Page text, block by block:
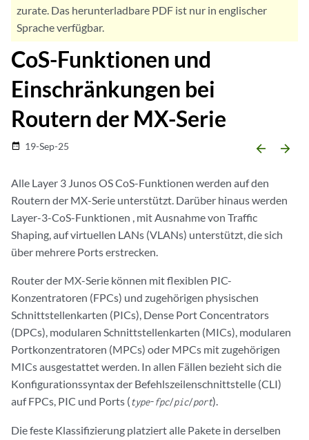
zurate. Das herunterladbare PDF ist nur in englischer
Sprache verfügbar.
CoS-Funktionen und
Einschränkungen bei
Routern der MX-Serie
date_range 19-Sep-25 arrow_backward arrow_forward
Alle Layer 3 Junos OS CoS-Funktionen werden auf den
Routern der MX-Serie unterstützt. Darüber hinaus werden
Layer-3-CoS-Funktionen , mit Ausnahme von Traffic
Shaping, auf virtuellen LANs (VLANs) unterstützt, die sich
über mehrere Ports erstrecken.
Router der MX-Serie können mit flexiblen PIC-
Konzentratoren (FPCs) und zugehörigen physischen
Schnittstellenkarten (PICs), Dense Port Concentrators
(DPCs), modularen Schnittstellenkarten (MICs), modularen
Portkonzentratoren (MPCs) oder MPCs mit zugehörigen
MICs ausgestattet werden. In allen Fällen bezieht sich die
Konfigurationssyntax der Befehlszeilenschnittstelle (CLI)
auf FPCs, PIC und Ports (type-fpc/pic/port).
Die feste Klassifizierung platziert alle Pakete in derselben